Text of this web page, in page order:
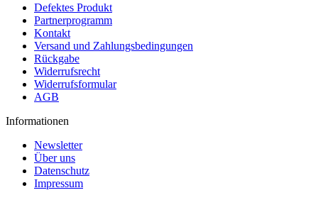
Defektes Produkt
Partnerprogramm
Kontakt
Versand und Zahlungsbedingungen
Rückgabe
Widerrufsrecht
Widerrufsformular
AGB
Informationen
Newsletter
Über uns
Datenschutz
Impressum